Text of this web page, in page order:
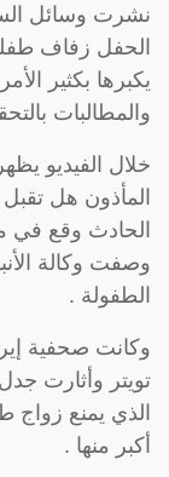
نشرت وسائل
يكبرها بكثير
والمطالبات
خلال الفيديو
المأذون هل تقبل
الحادث وقع في
وصفت وكالة
الطفولة .
وكانت صحفية
تويتر وأثارت
أكبر منها .